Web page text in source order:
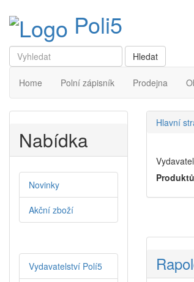
Poli5
Home Polní zápisník Prodejna
Hlavní
Nabídka
Novinky
Akční zboží
Vydavatelství Polí5